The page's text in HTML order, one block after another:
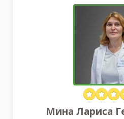
Мина Лариса